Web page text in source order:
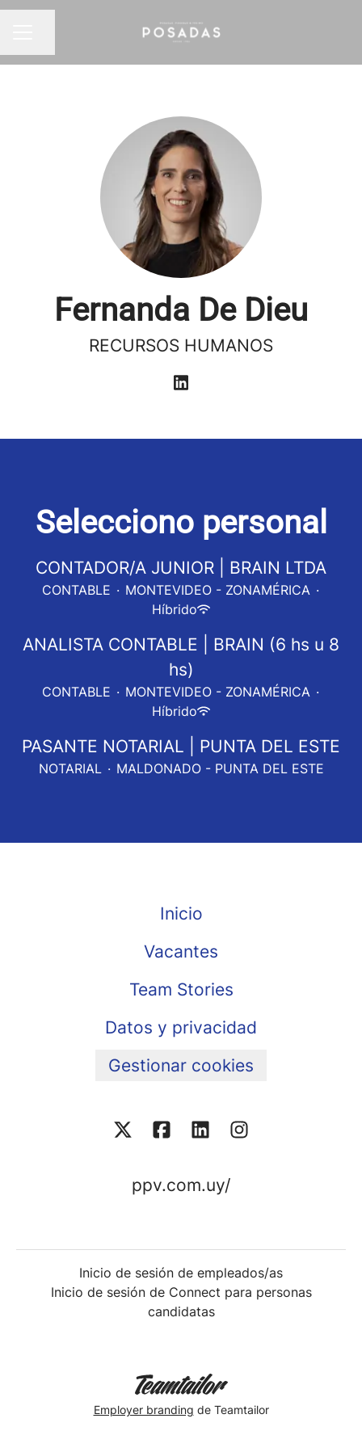
Fernanda De Dieu
RECURSOS HUMANOS
Selecciono personal
CONTADOR/A JUNIOR | BRAIN LTDA
CONTABLE · MONTEVIDEO - ZONAMÉRICA ·
Híbrido
ANALISTA CONTABLE | BRAIN (6 hs u 8
hs)
CONTABLE · MONTEVIDEO - ZONAMÉRICA ·
Híbrido
PASANTE NOTARIAL | PUNTA DEL ESTE
NOTARIAL · MALDONADO - PUNTA DEL ESTE
Inicio
Vacantes
Team Stories
Datos y privacidad
Gestionar cookies
ppv.com.uy/
Inicio de sesión de empleados/as
Inicio de sesión de Connect para personas
candidatas
Employer branding de Teamtailor